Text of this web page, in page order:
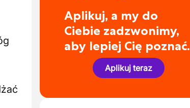
Aplikuj, a my do
Ciebie zadzwonimy,
aby lepiej Cię poznać.
Aplikuj teraz